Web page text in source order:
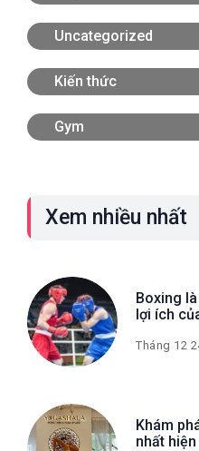
Uncategorized
Kiến thức
Gym
Xem nhiều nhất
Boxing
lợi ích
Tháng 12
Khám
nhất